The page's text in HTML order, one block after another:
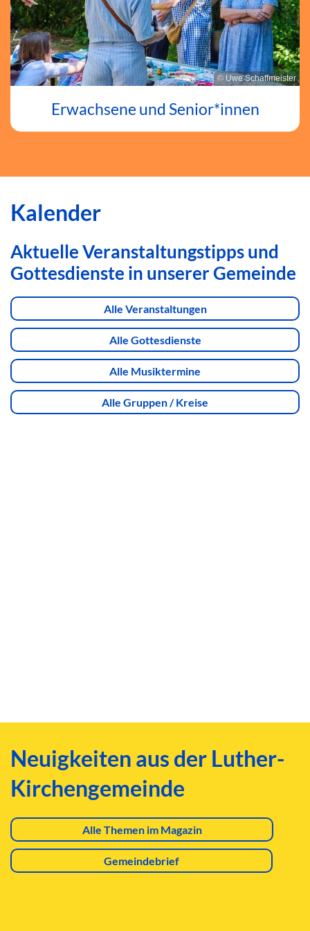
© Uwe Schaffmeister
Erwachsene und Senior*innen
Kalender
Aktuelle Veranstaltungstipps und
Gottesdienste in unserer Gemeinde
Alle Veranstaltungen
Alle Gottesdienste
Alle Musiktermine
Alle Gruppen / Kreise
Neuigkeiten aus der Luther-
Kirchengemeinde
Alle Themen im Magazin
Gemeindebrief